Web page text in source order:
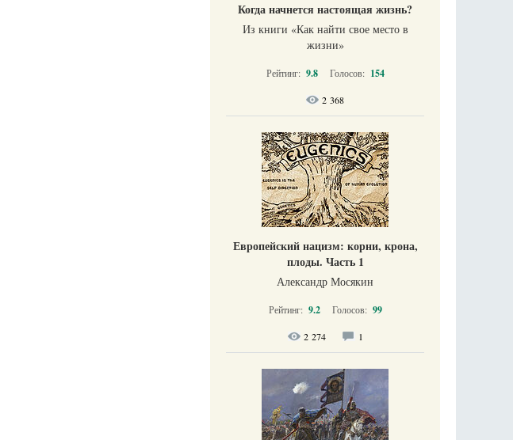
Когда начнется настоящая жизнь?
Из книги «Как найти свое место в
жизни​»
Рейтинг: 9.8 Голосов: 154
2 368
Европейский нацизм: корни, крона,
плоды. Часть 1
Александр Мосякин
Рейтинг: 9.2 Голосов: 99
2 274 1